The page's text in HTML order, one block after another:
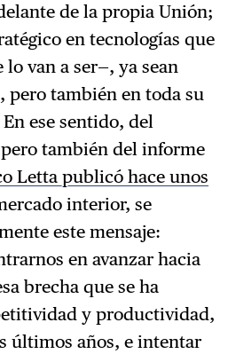
de la propia Unión;
en tecnologías que
lo van a ser—, ya sean
pero también en toda su
ese sentido, del
también del informe
Letta publicó hace unos
interior, se
este mensaje:
en avanzar hacia
brecha que se ha
y productividad,
últimos años, e intentar